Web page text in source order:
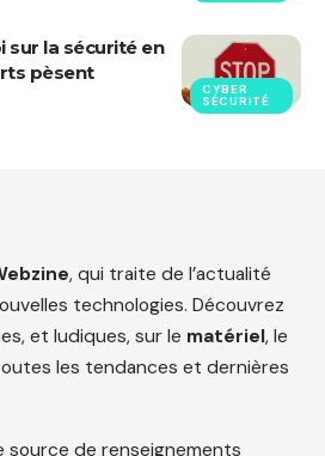
CYBER
SÉCURITÉ
sur la sécurité en
pèsent
, qui traite de l’actualité
technologies. Découvrez
et ludiques, sur le matériel, le
les tendances et dernières
source de renseignements